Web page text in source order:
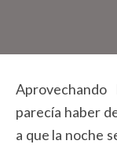
parecía haber
a que la noche